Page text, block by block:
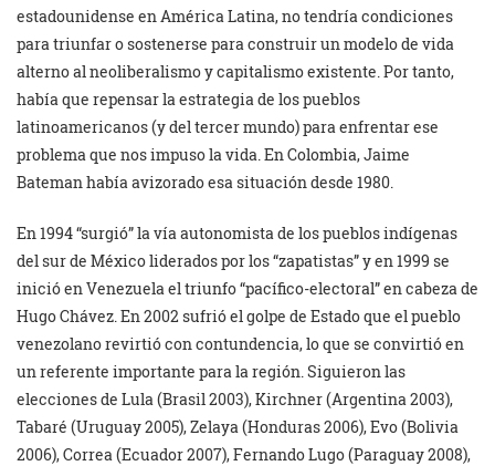
estadounidense en América Latina, no tendría condiciones
para triunfar o sostenerse para construir un modelo de vida
alterno al neoliberalismo y capitalismo existente. Por tanto,
había que repensar la estrategia de los pueblos
latinoamericanos (y del tercer mundo) para enfrentar ese
problema que nos impuso la vida. En Colombia, Jaime
Bateman había avizorado esa situación desde 1980.
En 1994 “surgió” la vía autonomista de los pueblos indígenas
del sur de México liderados por los “zapatistas” y en 1999 se
inició en Venezuela el triunfo “pacífico-electoral” en cabeza de
Hugo Chávez. En 2002 sufrió el golpe de Estado que el pueblo
venezolano revirtió con contundencia, lo que se convirtió en
un referente importante para la región. Siguieron las
elecciones de Lula (Brasil 2003), Kirchner (Argentina 2003),
Tabaré (Uruguay 2005), Zelaya (Honduras 2006), Evo (Bolivia
2006), Correa (Ecuador 2007), Fernando Lugo (Paraguay 2008),